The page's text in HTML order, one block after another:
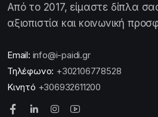
Από το 2017, είμαστε δίπλα
αξιοπιστία και κοινωνική
Email: info@i-paidi.gr
Τηλέφωνο: +302106778528
Κινητό +306932611200